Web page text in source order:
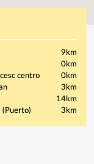
9km
0km
centro
0km
3km
14km
(Puerto)
3km